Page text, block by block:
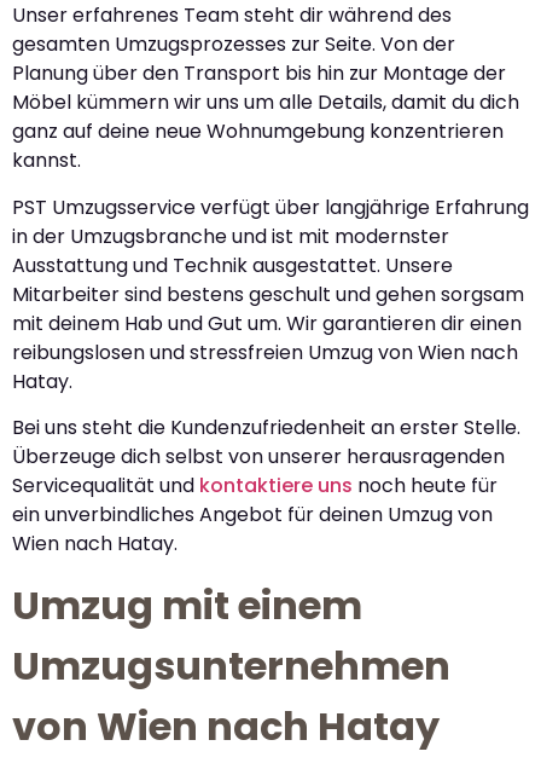
Unser erfahrenes Team steht dir während des
gesamten Umzugsprozesses zur Seite. Von der
Planung über den Transport bis hin zur Montage der
Möbel kümmern wir uns um alle Details, damit du dich
ganz auf deine neue Wohnumgebung konzentrieren
kannst.
PST Umzugsservice verfügt über langjährige Erfahrung
in der Umzugsbranche und ist mit modernster
Ausstattung und Technik ausgestattet. Unsere
Mitarbeiter sind bestens geschult und gehen sorgsam
mit deinem Hab und Gut um. Wir garantieren dir einen
reibungslosen und stressfreien Umzug von Wien nach
Hatay.
Bei uns steht die Kundenzufriedenheit an erster Stelle.
Überzeuge dich selbst von unserer herausragenden
Servicequalität und kontaktiere uns noch heute für
ein unverbindliches Angebot für deinen Umzug von
Wien nach Hatay.
Umzug mit einem
Umzugsunternehmen
von Wien nach Hatay